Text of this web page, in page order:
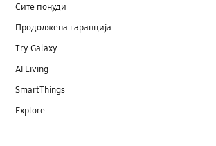
Сите понуди
Продолжена гаранција
Try Galaxy
AI Living
SmartThings
Explore